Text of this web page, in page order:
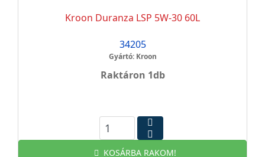
Kroon Duranza LSP 5W-30 60L
34205
Gyártó: Kroon
Raktáron 1db
KOSÁRBA RAKOM!